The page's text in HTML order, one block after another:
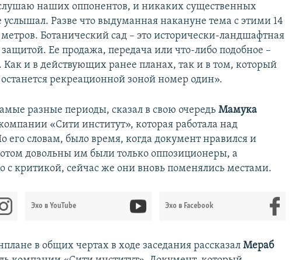
наших оппонентов, и никаких существенных
услышал. Разве что выдуманная накануне тема с этими 14
Ботанический сад – это исторически-ландшафтная
Ее продажа, передача или что-либо подобное –
и в действующих ранее планах, так и в том, который
рекреационной зоной номер один».
разные периоды, сказал в свою очередьМамука
«Сити институт», которая работала над
его словам, было время, когда документ нравился и
довольны им были только оппозиционеры, а
с критикой, сейчас же они вновь поменялись местами.
Эхо в YouTube Эхо в Facebook
в общих чертах в ходе заседания рассказалМераб